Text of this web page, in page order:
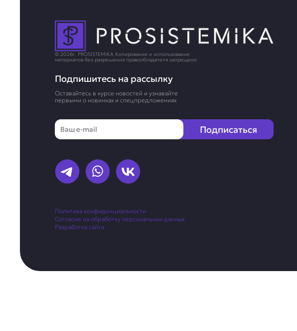
© 2026г. PROSISTEMIKA Копирование и использование
материалов без разрешения правообладателя запрещено
Подпишитесь на рассылку
Оставайтесь в курсе новостей и узнавайте
первыми о новинках и спецпредложениях
Email
Подписаться
Политика конфиденциальности
Согласие на обработку персональных данных
Разработка сайта